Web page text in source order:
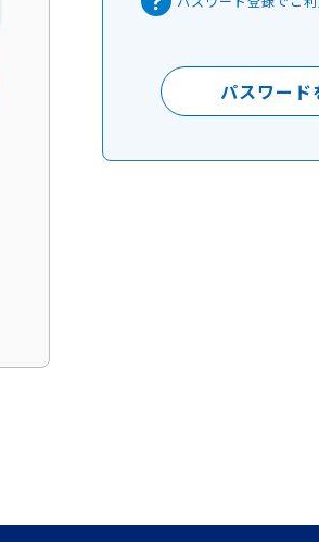
パスワード